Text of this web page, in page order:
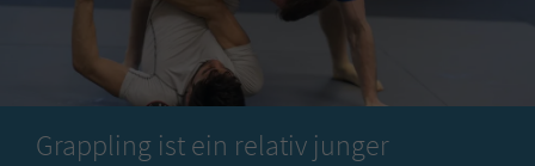
Grappling ist ein relativ junger